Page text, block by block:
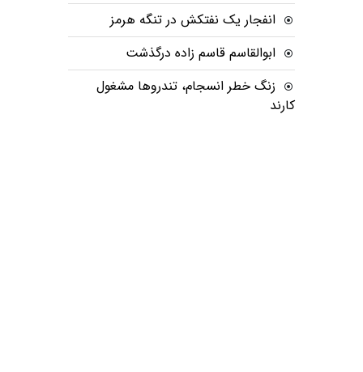
انفجار یک نفتکش در تنگه هرمز
ابوالقاسم قاسم زاده درگذشت
زنگ خطر انسجام، تندروها مشغول
کارند